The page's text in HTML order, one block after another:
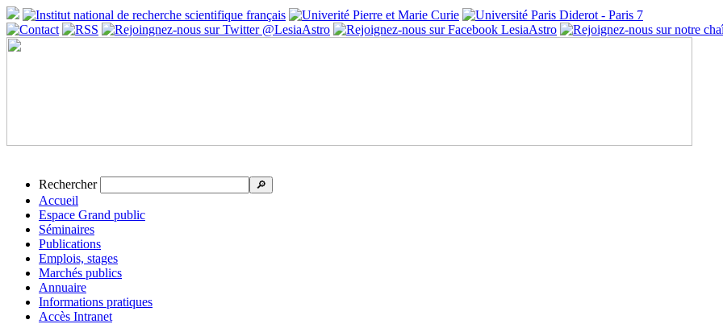
Rechercher 🔎
Accueil
Espace Grand public
Séminaires
Publications
Emplois, stages
Marchés publics
Annuaire
Informations pratiques
Accès Intranet